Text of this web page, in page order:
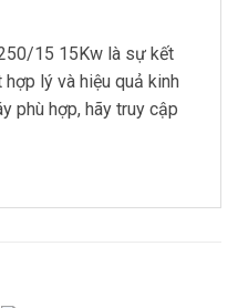
15 15Kw là sự kết
lý và hiệu quả kinh
phù hợp, hãy truy cập